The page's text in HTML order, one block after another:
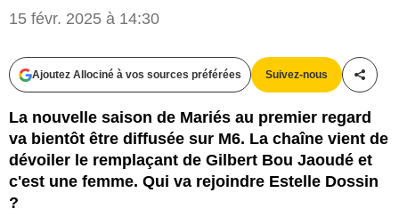
15 févr. 2025 à 14:30
Ajoutez Allociné à vos sources préférées Suivez-nous
La nouvelle saison de Mariés au premier regard
va bientôt être diffusée sur M6. La chaîne vient de
dévoiler le remplaçant de Gilbert Bou Jaoudé et
c'est une femme. Qui va rejoindre Estelle Dossin
?